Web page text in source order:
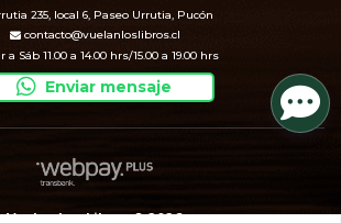
235, local 6, Paseo Urrutia, Pucón
contacto@vuelanloslibros.cl
a Sáb 11.00 a 14.00 hrs/15.00 a 19.00 hrs
Enviar mensaje
Vuelan Los Libros © 2026